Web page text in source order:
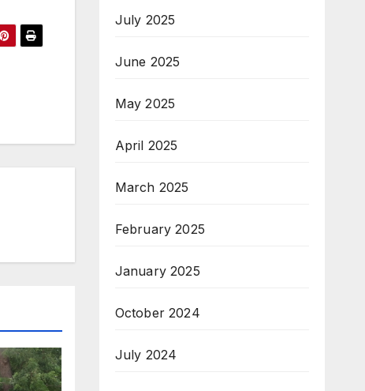
July 2025
June 2025
May 2025
April 2025
March 2025
February 2025
January 2025
October 2024
July 2024